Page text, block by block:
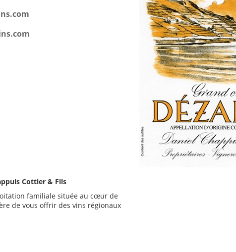
Cottier & Fils
familiale située au cœur de
de vous offrir des vins régionaux